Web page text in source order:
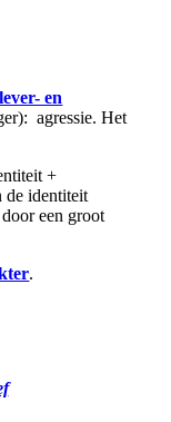
lever- en
agressie. Het
+
de identiteit
een groot
.